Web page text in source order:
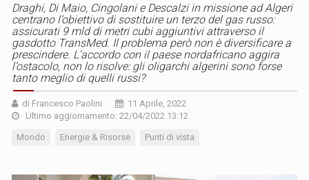
Draghi, Di Maio, Cingolani e Descalzi in missione ad Algeri
centrano l’obiettivo di sostituire un terzo del gas russo:
assicurati 9 mld di metri cubi aggiuntivi attraverso il
gasdotto TransMed. Il problema però non è diversificare a
prescindere. L’accordo con il paese nordafricano aggira
l’ostacolo, non lo risolve: gli oligarchi algerini sono forse
tanto meglio di quelli russi?
di Francesco Paolini
11 Aprile, 2022
Ultimo aggiornamento: 22/04/2022 13:12
Mondo Energie & Risorse Punti di vista